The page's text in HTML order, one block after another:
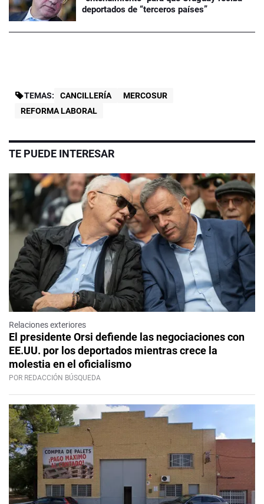
deportados de “terceros países”
TEMAS: CANCILLERÍA
MERCOSUR
REFORMA LABORAL
TE PUEDE INTERESAR
Relaciones exteriores
El presidente Orsi defiende las negociaciones con
EE.UU. por los deportados mientras crece la
molestia en el oficialismo
POR REDACCIÓN BÚSQUEDA